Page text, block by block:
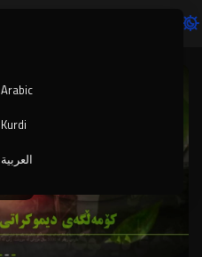
Arabic
Kurdi
العربية